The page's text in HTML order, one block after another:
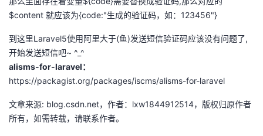
$content 就应该为{code:"生成的验证码，如：123456"}
到这里Laravel5使用阿里大于(鱼)发送短信验证码应该没有问题了,
开始发送短信吧~ ^_^
alisms-for-laravel：
https://packagist.org/packages/iscms/alisms-for-laravel
文章来源: blog.csdn.net，作者：lxw1844912514，版权归原作者
所有，如需转载，请联系作者。